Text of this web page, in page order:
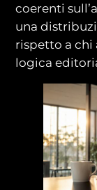
coerenti
una
rispetto a chi
logica